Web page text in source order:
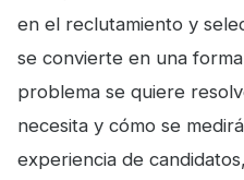
en el reclutamiento y
se convierte en una
problema se quiere
necesita y cómo se
experiencia de